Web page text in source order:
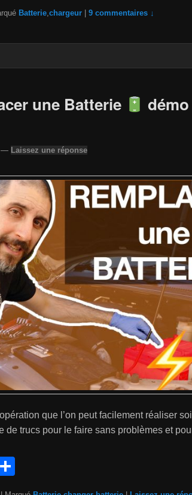
ta
g
Batterie chargeur 9 commentaires ↓
une Batterie
— Laissez une réponse
que l’on peut facilement réaliser
de trucs pour le faire sans problèmes et
C